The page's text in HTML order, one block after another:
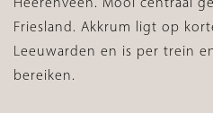
Friesland. Akkrum ligt op
Leeuwarden en is per trein
bereiken.